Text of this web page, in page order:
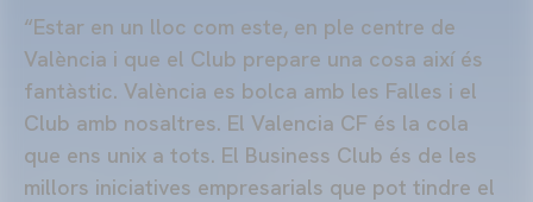
“Estar en un lloc com este, en ple centre de
València i que el Club prepare una cosa així és
fantàstic. València es bolca amb les Falles i el
Club amb nosaltres. El Valencia CF és la cola
que ens unix a tots. El Business Club és de les
millors iniciatives empresarials que pot tindre el